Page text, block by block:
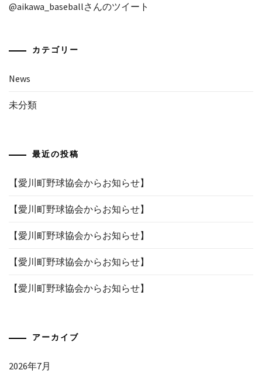
@aikawa_baseballさんのツイート
カテゴリー
News
未分類
最近の投稿
【愛川町野球協会からお知らせ】
【愛川町野球協会からお知らせ】
【愛川町野球協会からお知らせ】
【愛川町野球協会からお知らせ】
【愛川町野球協会からお知らせ】
アーカイブ
2026年7月